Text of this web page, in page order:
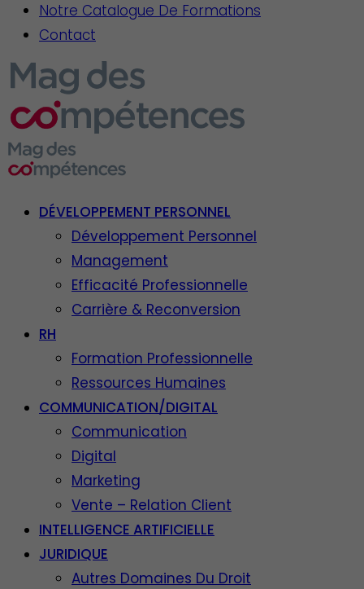
Notre Catalogue De Formations
Contact
DÉVELOPPEMENT PERSONNEL
Développement Personnel
Management
Efficacité Professionnelle
Carrière & Reconversion
RH
Formation Professionnelle
Ressources Humaines
COMMUNICATION/DIGITAL
Communication
Digital
Marketing
Vente – Relation Client
INTELLIGENCE ARTIFICIELLE
JURIDIQUE
Autres Domaines Du Droit